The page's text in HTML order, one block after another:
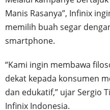
Manis Rasanya”, Infinix
memilih buah segar
smartphone.
“Kami ingin membawa
dekat kepada konsumen
dan edukatif,” ujar Sergio
Infinix Indonesia.